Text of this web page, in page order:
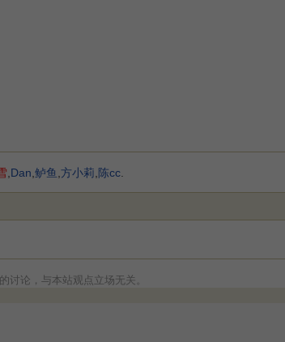
,Dan,鲈鱼 ,方小莉,陈cc.
讨论，与本站观点立场无关。